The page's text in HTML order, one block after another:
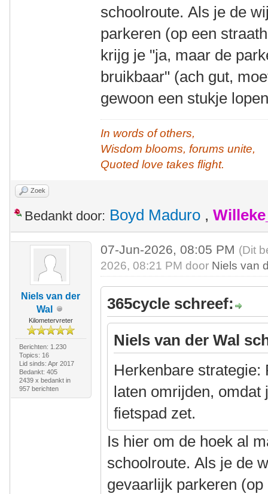
schoolroute. Als je de
parkeren (op een
krijg je "ja, maar de
bruikbaar" (ach gut,
gewoon een stukje
In words of others,
Wisdom blooms, forums unite,
Quoted love takes flight.
Zoek
Bedankt door: Boyd Maduro ,
Niels van der
Wal
Kilometervreter
Berichten: 1.230
Topics: 16
Lid sinds: Apr 2017
Bedankt: 405
2439 x bedankt in
957 berichten
07-Jun-2026, 08:05 PM (Dit
2026, 08:21 PM door Niels van
365cycle schreef:
Niels van der Wal
Herkenbare
laten omrijden, omdat
fietspad zet.
Is hier om de hoek al
schoolroute. Als je de
gevaarlijk parkeren